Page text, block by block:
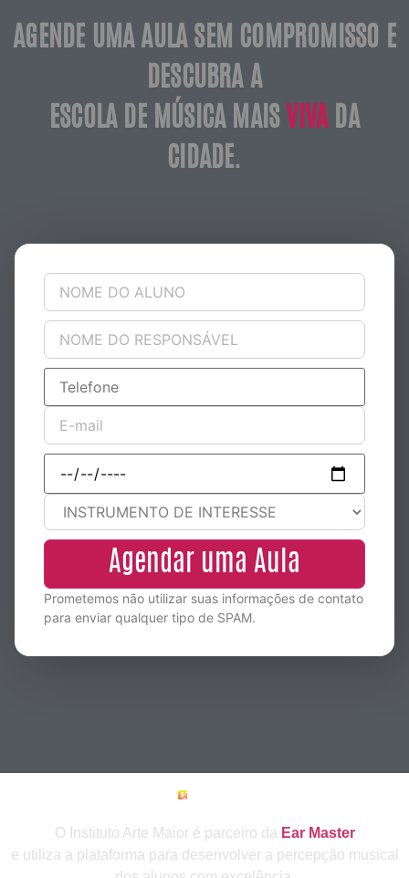
AGENDE UMA AULA SEM COMPROMISSO E
DESCUBRA A
ESCOLA DE MÚSICA MAIS VIVADA
CIDADE.
Prometemos não utilizar suas informações de contato
para enviar qualquer tipo de SPAM.
O Instituto Arte Maior é parceiro da Ear Master
e utiliza a plataforma para desenvolver a percepção musical